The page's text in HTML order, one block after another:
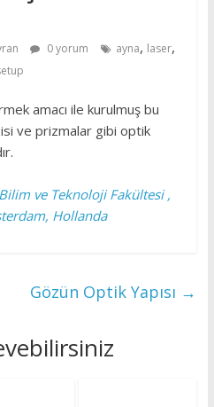
0 yorum ayna, laser,
amacı ile kurulmuş bu
ve prizmalar gibi optik
ve Teknoloji Fakültesi ,
Hollanda
Gözün Optik Yapısı →